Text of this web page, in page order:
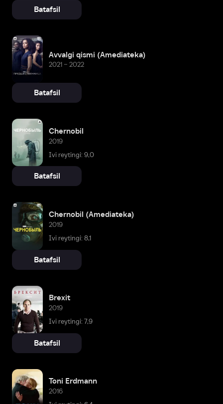
Batafsil
Avvalgi qismi (Amediateka)
2021 – 2022
Batafsil
Chernobil
2019
Ivi reytingi: 9,0
Batafsil
Chernobil (Amediateka)
2019
Ivi reytingi: 8,1
Batafsil
Brexit
2019
Ivi reytingi: 7,9
Batafsil
Toni Erdmann
2016